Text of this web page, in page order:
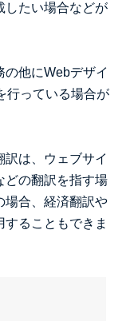
したい場合などが
の他にWebデザイ
行っている場合が
は、ウェブサイ
どの翻訳を指す場
場合、経済翻訳や
ることもできま